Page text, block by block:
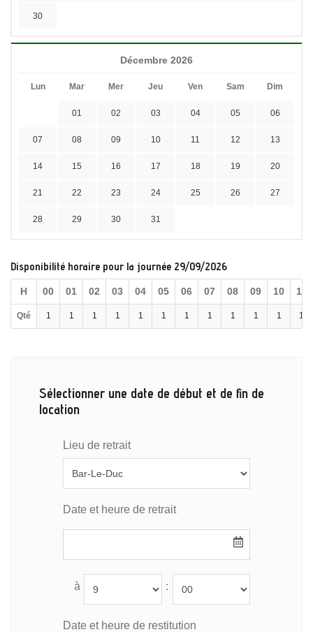
30
Décembre 2026
Lun Mar Mer Jeu Ven Sam Dim
01 02 03 04 05 06
07 08 09 10 11 12 13
14 15 16 17 18 19 20
21 22 23 24 25 26 27
28 29 30 31
Disponibilité horaire pour la journée 29/09/2026
H 00 01 02 03 04 05 06 07 08 09 10 11
Qté 1 1 1 1 1 1 1 1 1 1 1 1
Sélectionner une date de début et de fin de
location
Lieu de retrait
Date et heure de retrait
à :
Date et heure de restitution